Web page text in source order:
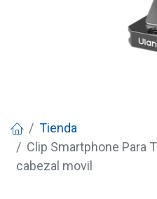
Tienda
Clip Smartphone Para
cabezal movil